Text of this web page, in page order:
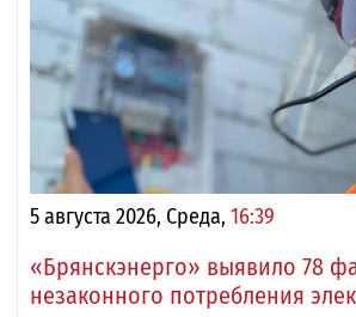
5 августа 2026, Среда, 16:39
«Брянскэнерго» выявило 78
незаконного потребления